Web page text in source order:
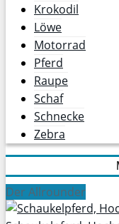
Krokodil
Löwe
Motorrad
Pferd
Raupe
Schaf
Schnecke
Zebra
Der Allrounder